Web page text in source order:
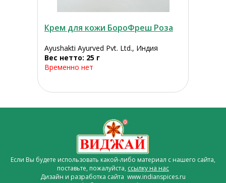
Крем для кожи БороФреш Роза
Ayushakti Ayurved Pvt. Ltd., Индия
Вес нетто: 25 г
Временно нет
Если Вы будете использовать какой-либо материал с нашего сайта,
поставьте, пожалуйста, ссылку на нас
Дизайн и разработка сайта www.indianspices.ru